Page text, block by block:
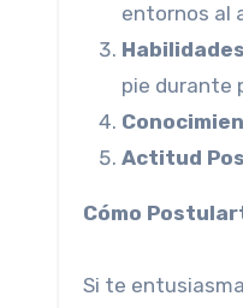
entornos al
pie durante
Actitud
Cómo
Si te